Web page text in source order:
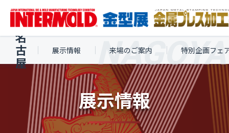
名
古
屋
展示情報 来場のご案内 特別企画フェ
展示情報